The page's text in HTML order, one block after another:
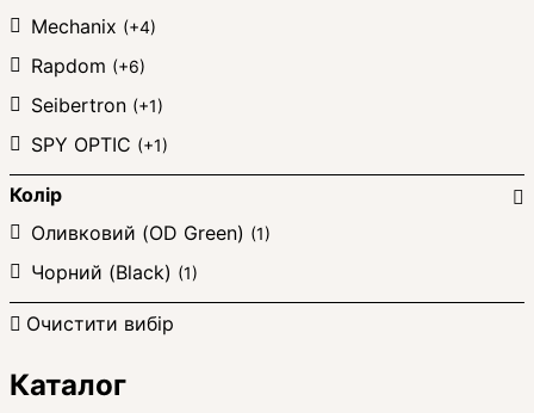
Mechanix (+4)
Rapdom (+6)
Seibertron (+1)
SPY OPTIC (+1)
Колір
Оливковий (OD Green) (1)
Чорний (Black) (1)
Очистити вибір
Каталог